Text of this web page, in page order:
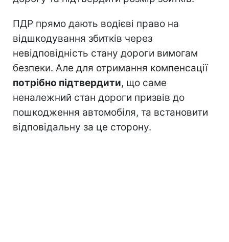
ПДР прямо дають водієві право на
відшкодування збитків через
невідповідність стану дороги вимогам
безпеки. Але для отримання компенсації
потрібно підтвердити, що саме
неналежний стан дороги призвів до
пошкодження автомобіля, та встановити
відповідальну за це сторону.